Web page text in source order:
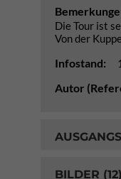
Die Tour ist
Von der
Infostand:
Autor
BILDER (12)